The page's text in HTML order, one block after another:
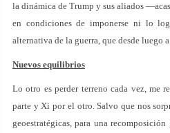
la dinámica de Trump y sus aliados
en condiciones de imponerse ni lo
alternativa de la guerra, que desde luego
Nuevos equilibrios
Lo otro es perder terreno cada vez, me
parte y Xi por el otro. Salvo que nos
geoestratégicas, para una